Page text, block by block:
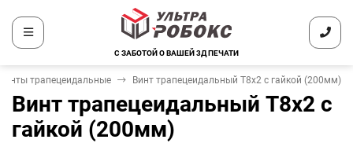
С ЗАБОТОЙ О ВАШЕЙ 3Д ПЕЧАТИ
Винты трапецеидальные Винт трапецеидальный T8x2 с гайкой (200мм)
Винт трапецеидальный T8x2 с
гайкой (200мм)